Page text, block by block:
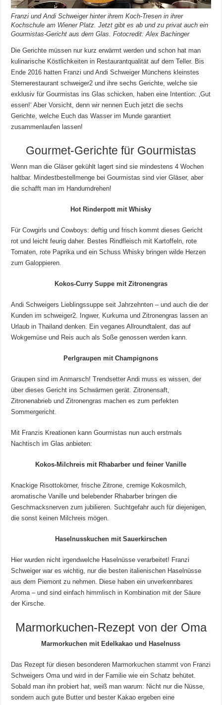
Franzi und Andi Schweiger hinter ihrem Koch-Tresen in ihrer
Kochschule am Wiener Platz. Jetzt gibt es ab und zu privat auch ein
Gourmistas-Gericht aus dem Glas. Fotocredit: Alex Bachinger
Die Gerichte müssen nur kurz erwärmt werden und schon hat man
kulinarische Köstlichkeiten in Restaurantqualität auf dem Teller. Bis
Ende 2016 hatten Franzi und Andi Schweiger Münchens kleinstes
Sternerestaurant schweiger2 und ihre sechs Gerichte, welche sie
exklusiv für Gourmistas ins Glas schicken, haben eine Intention: ‚Gut
essen!‘ Aber Vorsicht, denn wir nennen Euch jetzt die sechs
Gerichte, welche Euch das Wasser im Munde garantiert
zusammenlaufen lassen!
Gourmet-Gerichte für Gourmistas
Wenn man die Gläser gekühlt lagert sind sie mindestens 4 Wochen
haltbar. Mindestbestellmenge bei Gourmistas sind vier Gläser, aber
die schafft man im Handumdrehen!
Hot Rinderpott mit Whisky
Für Cowgirls und Cowboys: deftig und frisch kommt dieses Gericht
rot und leicht feurig daher. Bestes Rindfleisch mit Kartoffeln, rote
Tomaten, rote Paprika und ein Schuss Whisky bringen wilde Herzen
zum Galoppieren.
Kokos-Curry Suppe mit Zitronengras
Andi Schweigers Lieblingssuppe seit Jahrzehnten – und auch die der
Kunden im schweiger2. Ingwer, Kurkuma und Zitronengras lassen an
Urlaub in Thailand denken. Ein veganes Allroundtalent, das auf
Wokgemüse und Reis auch als Soße genossen werden kann.
Perlgraupen mit Champignons
Graupen sind im Anmarsch! Trendsetter Andi muss es wissen, der
über dieses Gericht ins Schwärmen gerät. Zitronensaft,
Zitronenabrieb und Zitronengras machen es zum perfekten
Sommergericht.
Mit Franzis Kreationen kann Gourmistas nun auch erstmals
Nachtisch im Glas anbieten:
Kokos-Milchreis mit Rhabarber und feiner Vanille
Knackige Risottokörner, frische Zitrone, cremige Kokosmilch,
aromatische Vanille und belebender Rhabarber bringen die
Geschmacksnerven zum jubilieren. Suchtgefahr auch für diejenigen,
die sonst keinen Milchreis mögen.
Haselnusskuchen mit Sauerkirschen
Hier wurden nicht irgendwelche Haselnüsse verarbeitet! Franzi
Schweiger war es wichtig, nur die besten italienischen Haselnüsse
aus dem Piemont zu nehmen. Diese haben ein unverkennbares
Aroma – und sind einfach himmlisch in Kombination mit der Säure
der Kirsche.
Marmorkuchen-Rezept von der Oma
Marmorkuchen mit Edelkakao und Haselnuss
Das Rezept für diesen besonderen Marmorkuchen stammt von Franzi
Schweigers Oma und wird in der Familie wie ein Schatz behütet.
Sobald man ihn probiert hat, weiß man warum: Nicht nur die Nüsse,
sondern auch gute Butter und bester Kakao ergeben eine